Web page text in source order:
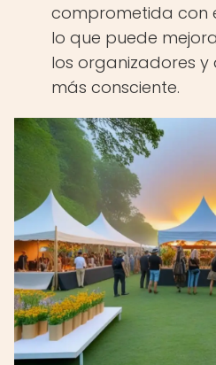
comprometida con
lo que puede
los organizadores
más consciente.